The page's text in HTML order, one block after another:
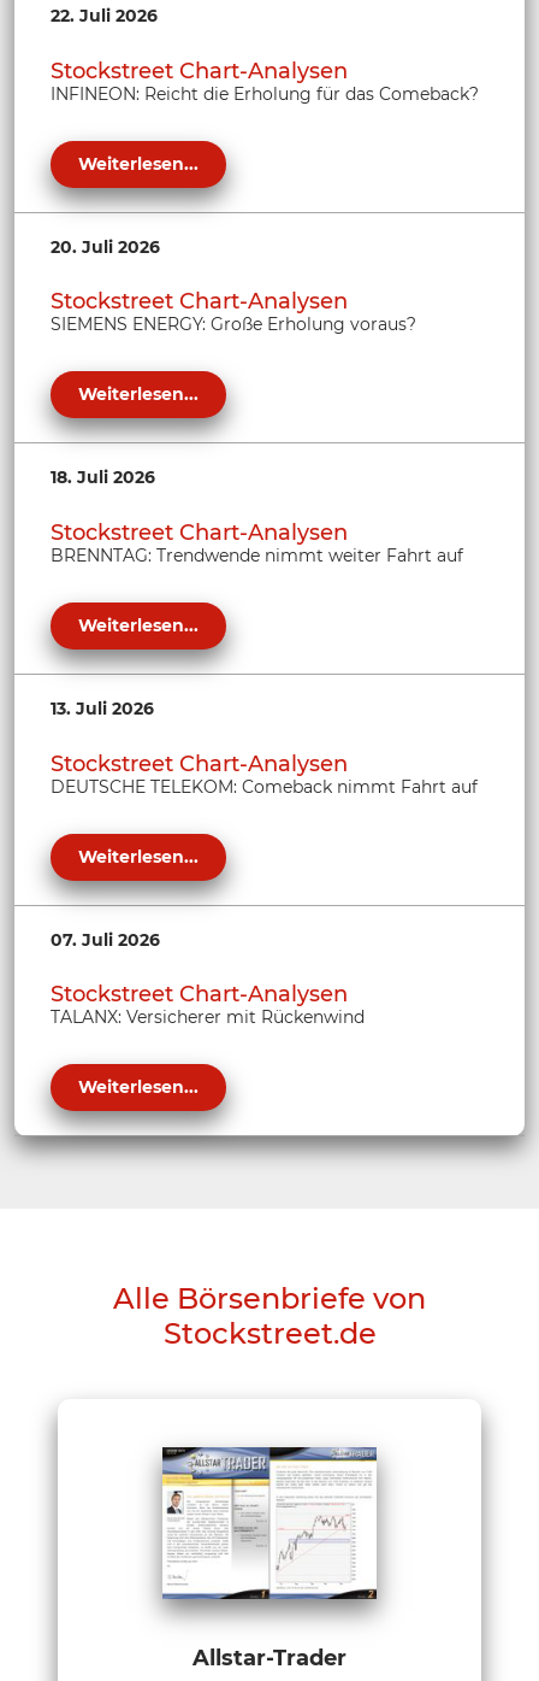
22. Juli 2026
Stockstreet Chart-Analysen
INFINEON: Reicht die Erholung für das Comeback?
Weiterlesen...
20. Juli 2026
Stockstreet Chart-Analysen
SIEMENS ENERGY: Große Erholung voraus?
Weiterlesen...
18. Juli 2026
Stockstreet Chart-Analysen
BRENNTAG: Trendwende nimmt weiter Fahrt auf
Weiterlesen...
13. Juli 2026
Stockstreet Chart-Analysen
DEUTSCHE TELEKOM: Comeback nimmt Fahrt auf
Weiterlesen...
07. Juli 2026
Stockstreet Chart-Analysen
TALANX: Versicherer mit Rückenwind
Weiterlesen...
Alle Börsenbriefe von
Stockstreet.de
Allstar-Trader